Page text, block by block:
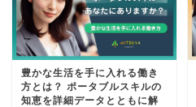
豊かな生活を手に入れる働き
方とは？ ポータブルスキルの
知恵を詳細データとともに解